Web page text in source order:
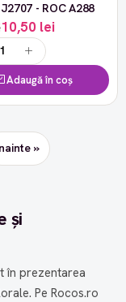
- ROC A288
10,50 lei
Adaugă în coș
»
și
în prezentarea
Pe Rocos.ro